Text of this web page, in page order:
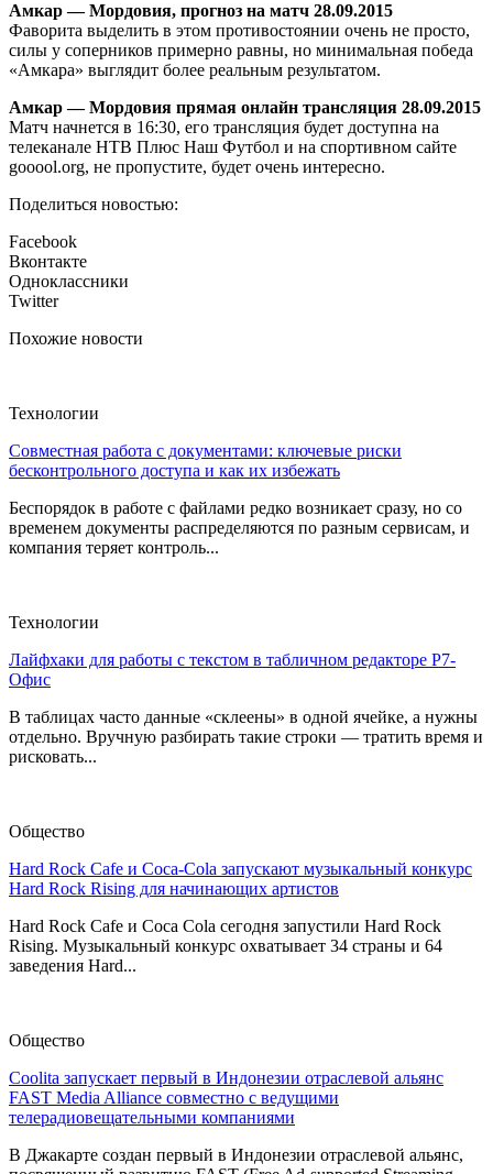
Амкар — Мордовия, прогноз на матч 28.09.2015
Фаворита выделить в этом противостоянии очень не просто,
силы у соперников примерно равны, но минимальная победа
«Амкара» выглядит более реальным результатом.
Амкар — Мордовия прямая онлайн трансляция 28.09.2015
Матч начнется в 16:30, его трансляция будет доступна на
телеканале НТВ Плюс Наш Футбол и на спортивном сайте
gooool.org, не пропустите, будет очень интересно.
Поделиться новостью:
Facebook
Вконтакте
Одноклассники
Twitter
Похожие новости
Технологии
Совместная работа с документами: ключевые риски
бесконтрольного доступа и как их избежать
Беспорядок в работе с файлами редко возникает сразу, но со
временем документы распределяются по разным сервисам, и
компания теряет контроль...
Технологии
Лайфхаки для работы с текстом в табличном редакторе Р7-
Офис
В таблицах часто данные «склеены» в одной ячейке, а нужны
отдельно. Вручную разбирать такие строки — тратить время и
рисковать...
Общество
Hard Rock Cafe и Coca-Cola запускают музыкальный конкурс
Hard Rock Rising для начинающих артистов
Hard Rock Cafe и Coca Cola сегодня запустили Hard Rock
Rising. Музыкальный конкурс охватывает 34 страны и 64
заведения Hard...
Общество
Coolita запускает первый в Индонезии отраслевой альянс
FAST Media Alliance совместно с ведущими
телерадиовещательными компаниями
В Джакарте создан первый в Индонезии отраслевой альянс,